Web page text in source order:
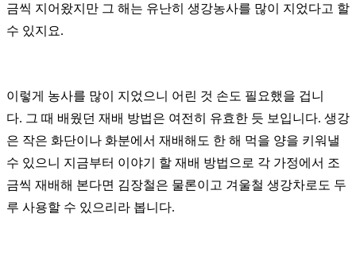
금씩 지어왔지만 그 해는 유난히 생강농사를 많이 지었다고 할
수 있지요.
이렇게 농사를 많이 지었으니 어린 것 손도 필요했을 겁니
다. 그 때 배웠던 재배 방법은 여전히 유효한 듯 보입니다. 생강
은 작은 화단이나 화분에서 재배해도 한 해 먹을 양을 키워낼
수 있으니 지금부터 이야기 할 재배 방법으로 각 가정에서 조
금씩 재배해 본다면 김장철은 물론이고 겨울철 생강차로도 두
루 사용할 수 있으리라 봅니다.